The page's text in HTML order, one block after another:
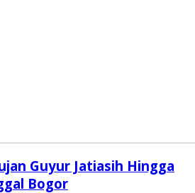
Guyur Jatiasih Hingga
Bogor